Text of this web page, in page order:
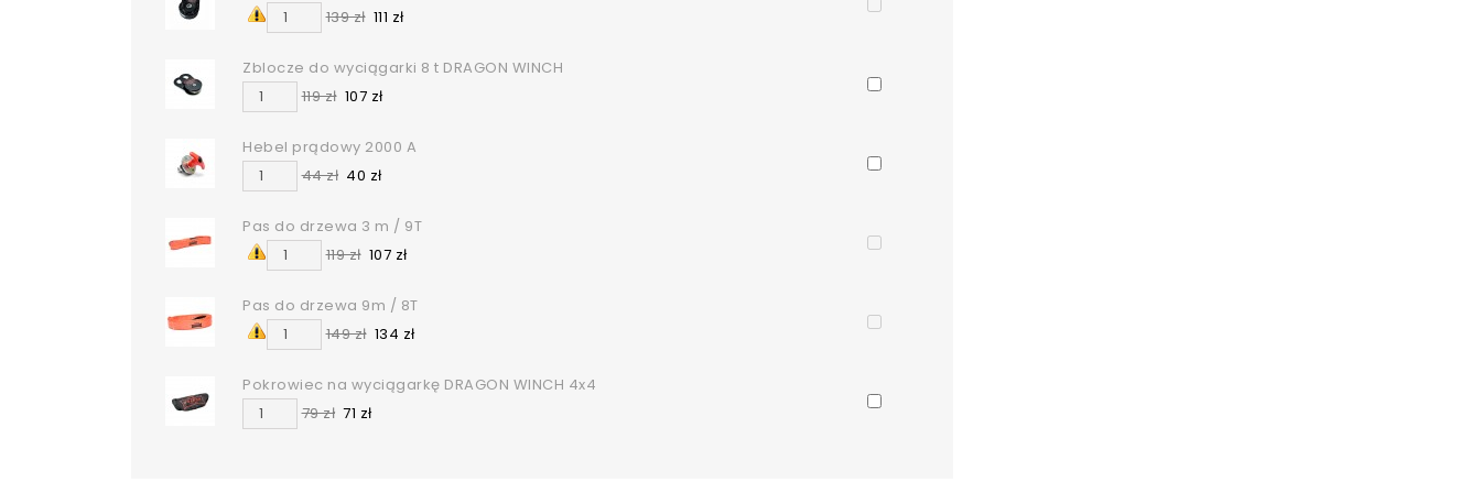
139 zł 111 zł
Zblocze do wyciągarki 8 t DRAGON WINCH
119 zł 107 zł
Hebel prądowy 2000 A
44 zł 40 zł
Pas do drzewa 3 m / 9T
119 zł 107 zł
Pas do drzewa 9m / 8T
149 zł 134 zł
Pokrowiec na wyciągarkę DRAGON WINCH 4x4
79 zł 71 zł